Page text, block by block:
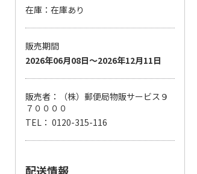
在庫：在庫あり
販売期間
2026年06月08日～2026年12月11日
販売者：（株）郵便局物販サービス９
７００００
TEL： 0120-315-116
配送情報